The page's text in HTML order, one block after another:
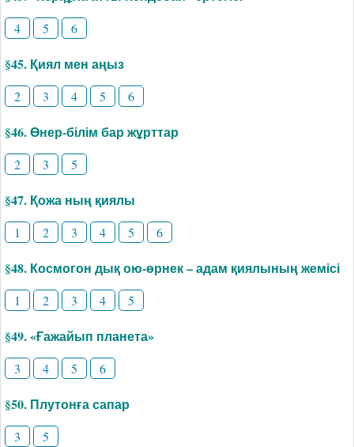
4 5 6
§45. Қиял мен аңыз
2 3 4 5 6
§46. Өнер-білім бар жұрттар
2 3 5
§47. Қожа ның қиялы
1 2 3 4 5 6
§48. Космогон дық ою-өрнек – адам қиялының жемісі
1 2 3 4 5
§49. «Ғажайып планета»
3 4 5 6
§50. Плутонға сапар
3 5